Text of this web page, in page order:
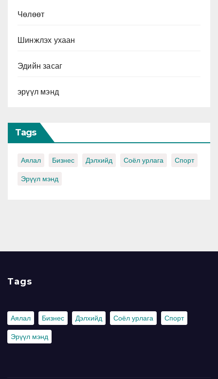
Чөлөөт
Шинжлэх ухаан
Эдийн засаг
эрүүл мэнд
Tags
Аялал Бизнес Дэлхийд Соёл урлага Спорт
Эрүүл мэнд
Tags
Аялал Бизнес Дэлхийд Соёл урлага Спорт
Эрүүл мэнд